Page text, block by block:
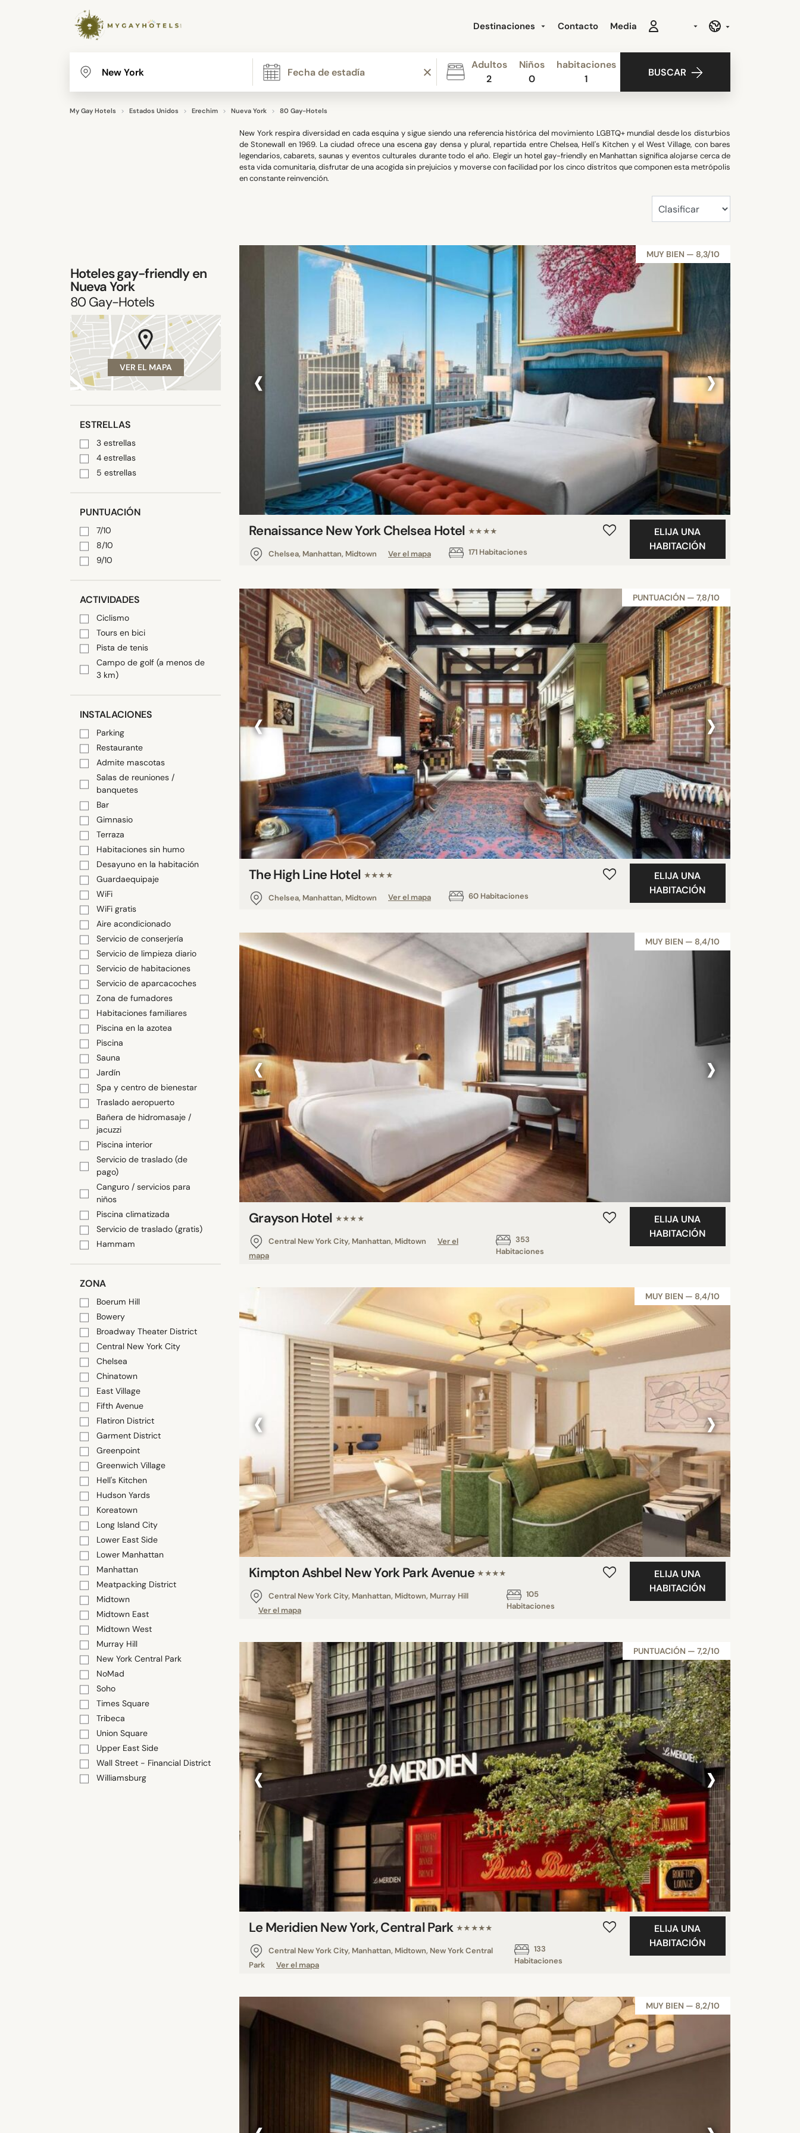
Destinaciones Contacto Media
Adultos
2
Niños
0
habitaciones
1
BUSCAR
My Gay Hotels Estados Unidos Erechim Nueva York 80 Gay-Hotels
Hoteles gay-friendly en
Nueva York
80 Gay-Hotels
VER EL MAPA
ESTRELLAS
3 estrellas
4 estrellas
5 estrellas
PUNTUACIÓN
7/10
8/10
9/10
ACTIVIDADES
Ciclismo
Tours en bici
Pista de tenis
Campo de golf (a menos de
3 km)
INSTALACIONES
Parking
Restaurante
Admite mascotas
Salas de reuniones /
banquetes
Bar
Gimnasio
Terraza
Habitaciones sin humo
Desayuno en la habitación
Guardaequipaje
WiFi
WiFi gratis
Aire acondicionado
Servicio de conserjería
Servicio de limpieza diario
Servicio de habitaciones
Servicio de aparcacoches
Zona de fumadores
Habitaciones familiares
Piscina en la azotea
Piscina
Sauna
Jardín
Spa y centro de bienestar
Traslado aeropuerto
Bañera de hidromasaje /
jacuzzi
Piscina interior
Servicio de traslado (de
pago)
Canguro / servicios para
niños
Piscina climatizada
Servicio de traslado (gratis)
Hammam
ZONA
Boerum Hill
Bowery
Broadway Theater District
Central New York City
Chelsea
Chinatown
East Village
Fifth Avenue
Flatiron District
Garment District
Greenpoint
Greenwich Village
Hell's Kitchen
Hudson Yards
Koreatown
Long Island City
Lower East Side
Lower Manhattan
Manhattan
Meatpacking District
Midtown
Midtown East
Midtown West
Murray Hill
New York Central Park
NoMad
Soho
Times Square
Tribeca
Union Square
Upper East Side
Wall Street - Financial District
Williamsburg
New York respira diversidad en cada esquina y sigue siendo una referencia histórica del movimiento LGBTQ+ mundial desde los disturbios
de Stonewall en 1969. La ciudad ofrece una escena gay densa y plural, repartida entre Chelsea, Hell's Kitchen y el West Village, con bares
legendarios, cabarets, saunas y eventos culturales durante todo el año. Elegir un hotel gay-friendly en Manhattan significa alojarse cerca de
esta vida comunitaria, disfrutar de una acogida sin prejuicios y moverse con facilidad por los cinco distritos que componen esta metrópolis
en constante reinvención.
MUY BIEN — 8,3/10
‹ ›
Renaissance New York Chelsea Hotel ★★★★
Chelsea, Manhattan, Midtown Ver el mapa 171 Habitaciones
ELIJA UNA
HABITACIÓN
PUNTUACIÓN — 7,8/10
‹ ›
The High Line Hotel ★★★★
Chelsea, Manhattan, Midtown Ver el mapa 60 Habitaciones
ELIJA UNA
HABITACIÓN
MUY BIEN — 8,4/10
‹ ›
Grayson Hotel ★★★★
Central New York City, Manhattan, Midtown
Ver el
mapa
353
Habitaciones
ELIJA UNA
HABITACIÓN
MUY BIEN — 8,4/10
‹ ›
Kimpton Ashbel New York Park Avenue ★★★★
Central New York City, Manhattan, Midtown, Murray Hill
Ver el mapa
105
Habitaciones
ELIJA UNA
HABITACIÓN
PUNTUACIÓN — 7,2/10
‹ ›
Le Meridien New York, Central Park ★★★★★
Central New York City, Manhattan, Midtown, New York Central
Park
Ver el mapa
133
Habitaciones
ELIJA UNA
HABITACIÓN
MUY BIEN — 8,2/10